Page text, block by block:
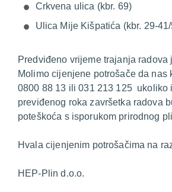
Crkvena ulica (kbr. 69)
Ulica Mije Kišpatića (kbr. 29-
Predviđeno vrijeme trajanja radova
Molimo cijenjene potrošače da nas
0800 88 13 ili 031 213 125 ukoliko
previđenog roka završetka radova
poteškoća s isporukom prirodnog
Hvala cijenjenim potrošačima na
HEP-Plin d.o.o.